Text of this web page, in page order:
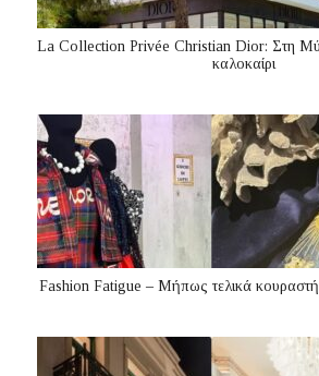
La Collection Privée Christian Dior: Στη
καλοκαίρι
Fashion Fatigue – Μήπως τελικά